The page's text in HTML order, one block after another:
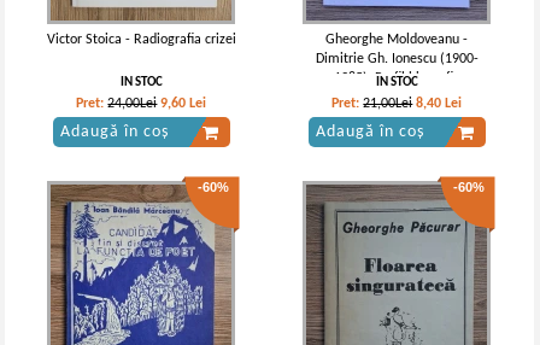
Victor Stoica - Radiografia crizei
IN STOC
Pret:24,00Lei 9,60 Lei
Adaugă în coș
Gheorghe Moldoveanu -
Dimitrie Gh. Ionescu (1900-
1985). Profil biografic
IN STOC
Pret:21,00Lei 8,40 Lei
Adaugă în coș
-60% -60%